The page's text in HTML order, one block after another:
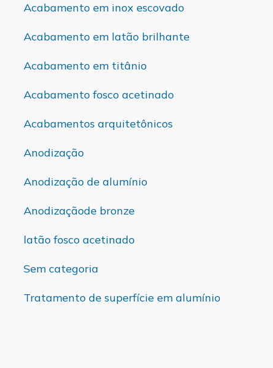
Acabamento em inox escovado
Acabamento em latão brilhante
Acabamento em titânio
Acabamento fosco acetinado
Acabamentos arquitetônicos
Anodização
Anodização de alumínio
Anodizaçãode bronze
latão fosco acetinado
Sem categoria
Tratamento de superfície em alumínio